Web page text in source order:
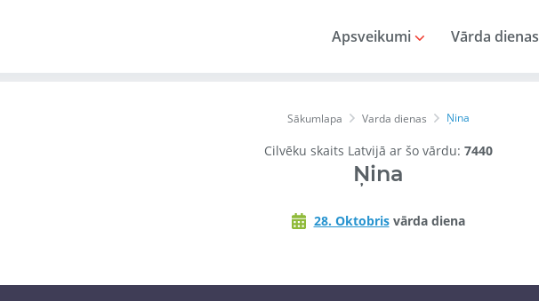
Apsveikumi Vārda dienas
Sākumlapa Varda dienas Ņina
Cilvēku skaits Latvijā ar šo vārdu: 7440
Ņina
28. Oktobrisvārda diena